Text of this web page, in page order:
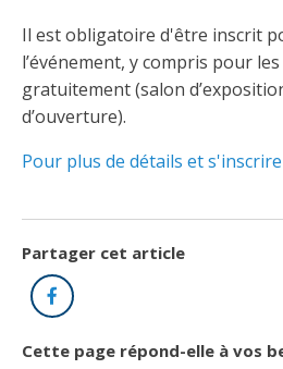
Sinistre
Lois et règlements
Condamnations pour exercice
Le programme d'épargne
d'investissement CORMEL |
Demande de reconnaissance
Il est obligatoire d'être inscrit
l’événement, y compris pour
gratuitement (salon
d’ouverture).
Pour plus de détails et s'inscrire
Partager cet article
Facebook
Cette page répond-elle à vos